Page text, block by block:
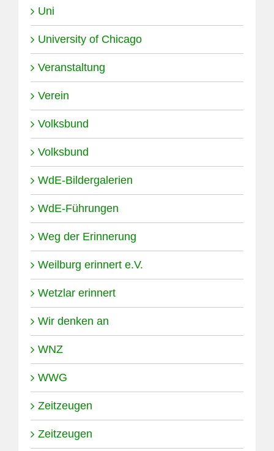
Uni
University of Chicago
Veranstaltung
Verein
Volksbund
Volksbund
WdE-Bildergalerien
WdE-Führungen
Weg der Erinnerung
Weilburg erinnert e.V.
Wetzlar erinnert
Wir denken an
WNZ
WWG
Zeitzeugen
Zeitzeugen